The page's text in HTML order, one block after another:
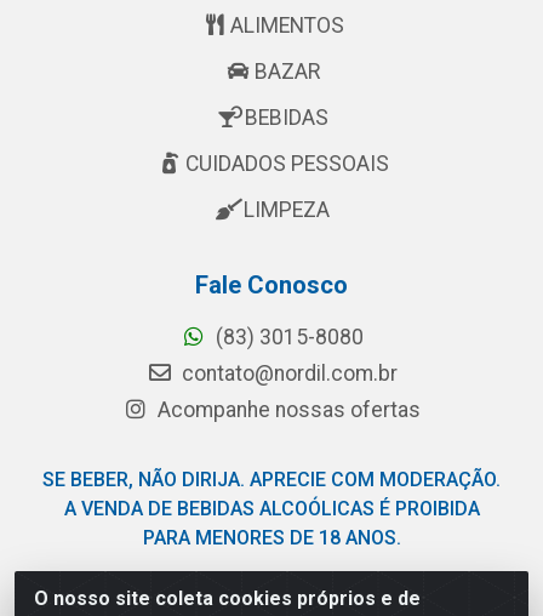
O nosso site coleta cookies próprios e de
ALIMENTOS
BAZAR
BEBIDAS
CUIDADOS PESSOAIS
LIMPEZA
Fale Conosco
(83) 3015-8080
contato@nordil.com.br
Acompanhe nossas ofertas
SE BEBER, NÃO DIRIJA. APRECIE COM MODERAÇÃO.
A VENDA DE BEBIDAS ALCOÓLICAS É PROIBIDA
PARA MENORES DE 18 ANOS.